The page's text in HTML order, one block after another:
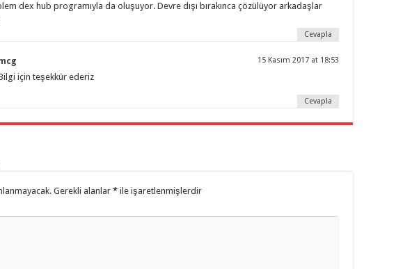
dex hub programıyla da oluşuyor. Devre dışı bırakınca çözülüyor arkadaşlar
Cevapla
15 Kasım 2017 at 18:53
için teşekkür ederiz
Cevapla
Gerekli alanlar *ile işaretlenmişlerdir